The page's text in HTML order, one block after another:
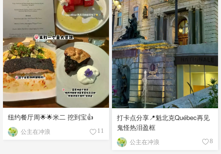
纽约餐厅周🌟🌟米二 挖到宝👍
公主在冲浪 11
打卡点分享📍魁北克Québec再见
鬼怪热泪盈框
公主在冲浪 8